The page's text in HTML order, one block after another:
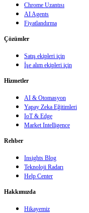
Chrome Uzantısı
AI Agents
Fiyatlandırma
Çözümler
Satış ekipleri için
İşe alım ekipleri için
Hizmetler
AI & Otomasyon
Yapay Zeka Eğitimleri
IoT & Edge
Market Intelligence
Rehber
Insights Blog
Teknoloji Radarı
Help Center
Hakkımızda
Hikayemiz